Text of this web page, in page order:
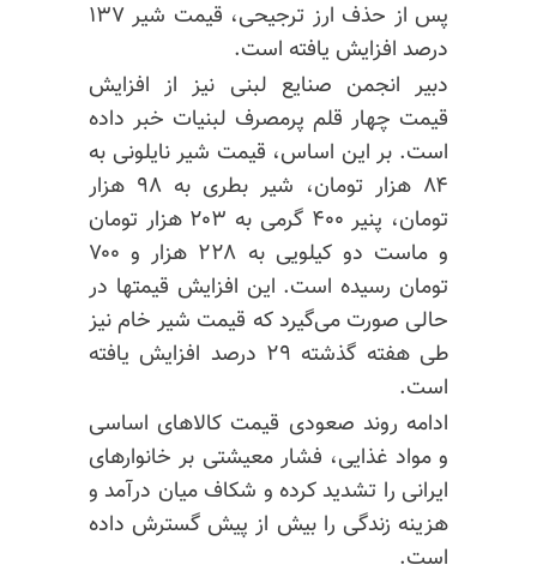
پس از حذف ارز ترجیحی، قیمت شیر ۱۳۷
درصد افزایش یافته است.
دبیر انجمن صنایع لبنی نیز از افزایش
قیمت چهار قلم پرمصرف لبنیات خبر داده
است. بر این اساس، قیمت شیر نایلونی به
۸۴ هزار تومان، شیر بطری به ۹۸ هزار
تومان، پنیر ۴۰۰ گرمی به ۲۰۳ هزار تومان
و ماست دو کیلویی به ۲۲۸ هزار و ۷۰۰
تومان رسیده است. این افزایش قیمتها در
حالی صورت می‌گیرد که قیمت شیر خام نیز
طی هفته گذشته ۲۹ درصد افزایش یافته
است.
ادامه روند صعودی قیمت کالاهای اساسی
و مواد غذایی، فشار معیشتی بر خانوارهای
ایرانی را تشدید کرده و شکاف میان درآمد و
هزینه زندگی را بیش از پیش گسترش داده
است.